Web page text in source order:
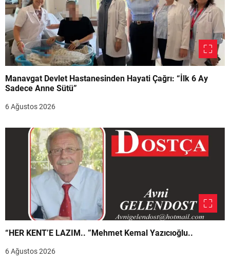
Manavgat Devlet Hastanesinden Hayati Çağrı: “İlk 6 Ay
Sadece Anne Sütü”
6 Ağustos 2026
“HER KENT’E LAZIM.. ”Mehmet Kemal Yazıcıoğlu..
6 Ağustos 2026